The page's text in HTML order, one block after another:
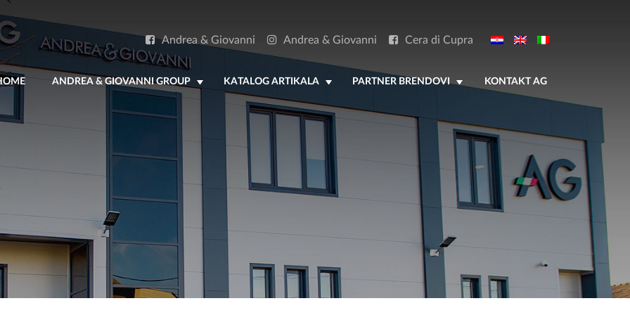
Andrea & Giovanni Andrea & Giovanni Cera di Cupra
ANDREA & GIOVANNI GROUP KATALOG ARTIKALA PARTNER BRENDOVI KONTAKT AG